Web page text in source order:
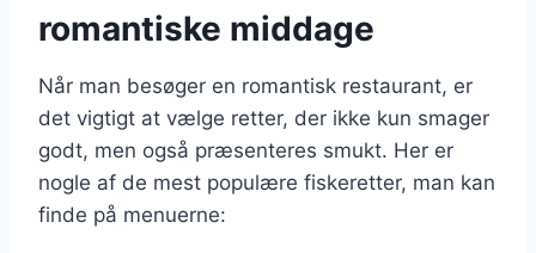
romantiske middage
Når man besøger en romantisk restaurant, er
det vigtigt at vælge retter, der ikke kun smager
godt, men også præsenteres smukt. Her er
nogle af de mest populære fiskeretter, man kan
finde på menuerne: